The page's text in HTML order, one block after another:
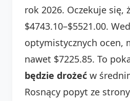
rok 2026. Oczekuje się,
$4743.10–$5521.00.
optymistycznych ocen,
nawet $7225.85. To
będzie drożeć w
Rosnący popyt ze